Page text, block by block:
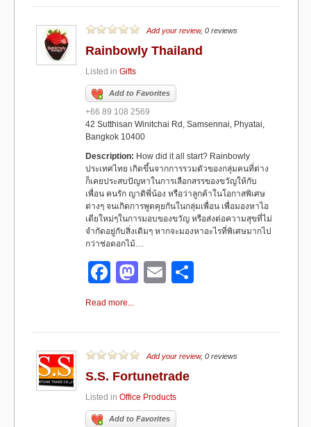
e
b
o
o
k
o
d
o
n
e
Add your review, 0 reviews
Rainbowly Thailand
Listed in Gifts
Add to Favorites
+66 89 108 2569
42 Sutthisan Winitchai Rd, Samsennai, Phyatai,
Bangkok 10400
Description: How did it all start? Rainbowly
ประเทศไทย เกิดขึ้นจากการรวมตัวของกลุ่มคนที่ต่าง
ก็เคยประสบปัญหาในการเลือกสรรของขวัญให้กับ
เพื่อน คนรัก ญาติพี่น้อง หรือว่าลูกค้าในโอกาสพิเศษ
ต่างๆ จนเกิดการพูดคุยกันในกลุ่มเพื่อน เพื่อมองหาไอ
เดียใหม่ๆในการมอบของขวัญ หรือส่งต่อความสุขที่ไม่
จำกัดอยู่กับสิ่งเดิมๆ หากจะมองหาอะไรที่พิเศษมากไป
กว่าช่อดอกไม้…
F
a
e
b
o
o
M
o
d
o
n
E
e
Read more...
Add your review, 0 reviews
S.S. Fortunetrade
Listed in Office Products
Add to Favorites